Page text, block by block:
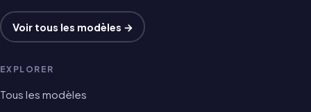
Voir tous les modèles →
EXPLORER
Tous les modèles